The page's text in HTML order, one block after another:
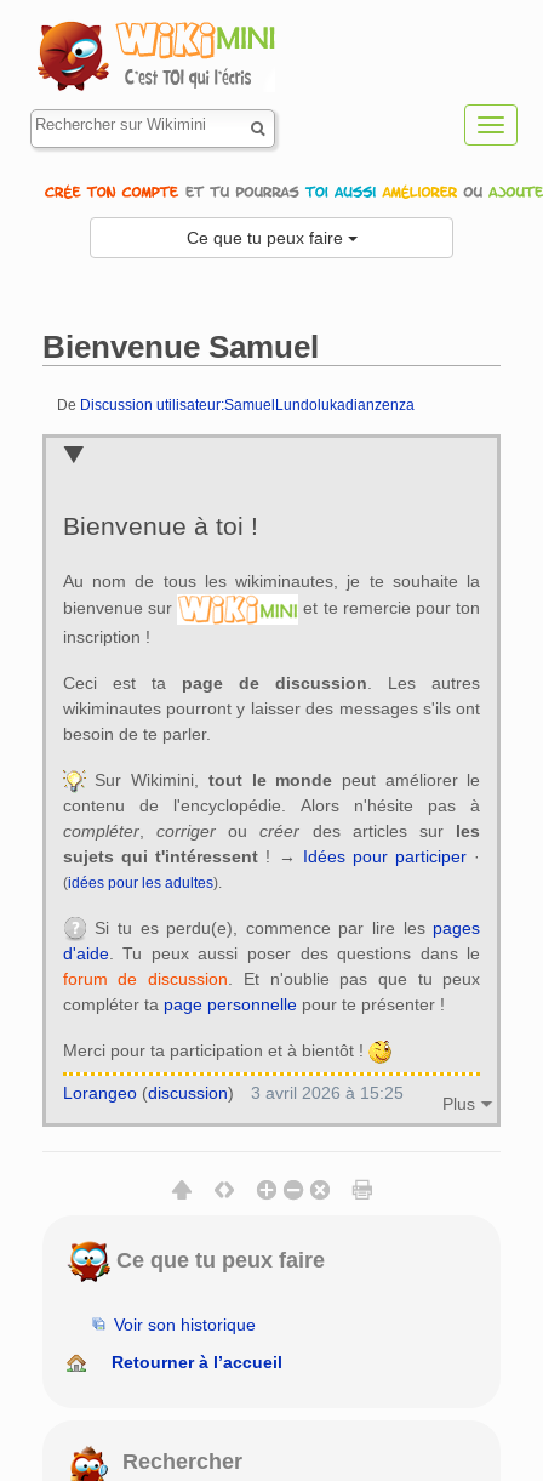
Ce que tu peux faire
Bienvenue Samuel
De Discussion utilisateur:SamuelLundolukadianzenza
Bienvenue à toi !
Au nom de tous les wikiminautes, je te souhaite la
bienvenue sur
et te remercie pour ton
inscription !
Ceci est ta page de discussion . Les autres
wikiminautes pourront y laisser des messages s'ils ont
besoin de te parler.
Sur Wikimini, tout le monde peut améliorer le
contenu de l'encyclopédie. Alors n'hésite pas à
compléter, corriger oucréer des articles sur les
sujets qui t'intéressent ! → Idées pour participer ·
(idées pour les adultes).
Si tu es perdu(e), commence par lire les pages
d'aide. Tu peux aussi poser des questions dans le
forum de discussion . Et n'oublie pas que tu peux
compléter ta page personnellepour te présenter !
Merci pour ta participation et à bientôt !
Plus
Lorangeo(discussion) 3 avril 2026 à 15:25
Ce que tu peux faire
Voir son historique
Retourner à l’accueil
Rechercher